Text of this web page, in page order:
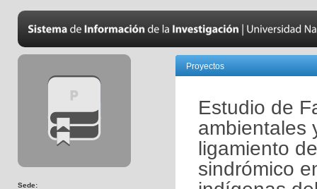
Sede:
Proyectos
Estudio de
ambientales
ligamiento
sindrómico